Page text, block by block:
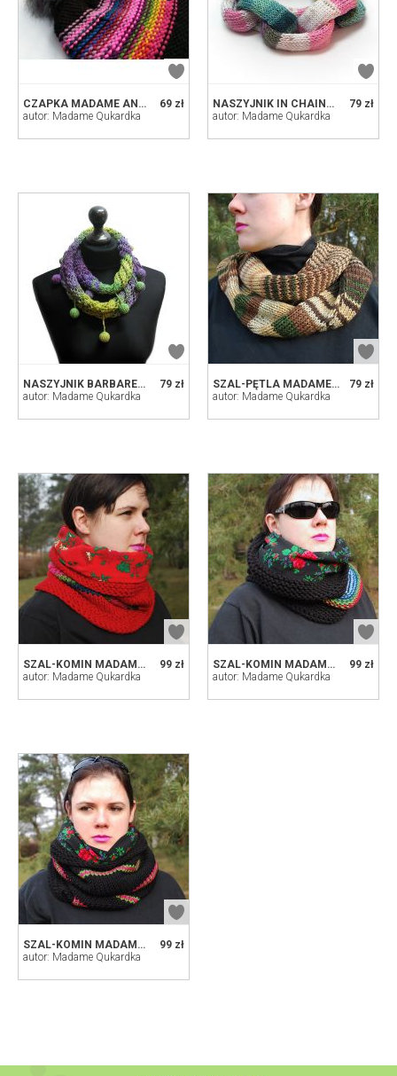
69 zł
CZAPKA MADAME ANETA
autor: Madame Qukardka
79 zł
NASZYJNIK IN CHAINS PASTELLA
autor: Madame Qukardka
79 zł
NASZYJNIK BARBARELLA
autor: Madame Qukardka
79 zł
SZAL-PĘTLA MADAME ALEX
autor: Madame Qukardka
99 zł
SZAL-KOMIN MADAME RED ROSE
autor: Madame Qukardka
99 zł
SZAL-KOMIN MADAME BLACK ROSE 2
autor: Madame Qukardka
99 zł
SZAL-KOMIN MADAME BLACK ROSE 1
autor: Madame Qukardka